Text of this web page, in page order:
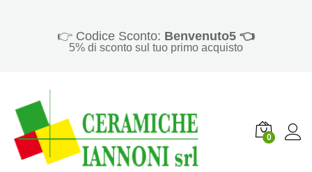
👉 Codice Sconto: Benvenuto5 👈
5% di sconto sul tuo primo acquisto
0